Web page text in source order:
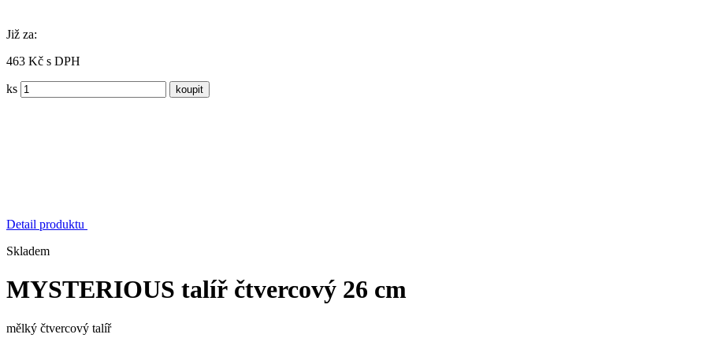
Již za:
463 Kč s DPH
ks
Detail produktu
Skladem
MYSTERIOUS talíř čtvercový 26 cm
mělký čtvercový talíř